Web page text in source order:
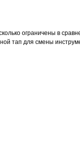
ограничены в
тап для смены